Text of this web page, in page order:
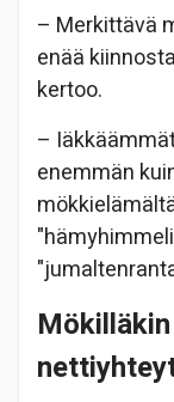
– Merkittävä
enää
kertoo.
–
enemmän